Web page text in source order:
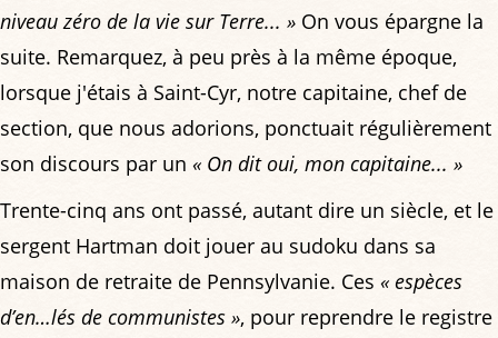
niveau zéro de la vie sur Terre... » On vous épargne la
suite. Remarquez, à peu près à la même époque,
lorsque j'étais à Saint-Cyr, notre capitaine, chef de
section, que nous adorions, ponctuait régulièrement
son discours par un « On dit oui, mon capitaine... »
Trente-cinq ans ont passé, autant dire un siècle, et le
sergent Hartman doit jouer au sudoku dans sa
maison de retraite de Pennsylvanie. Ces « espèces
d’en…lés de communistes », pour reprendre le registre